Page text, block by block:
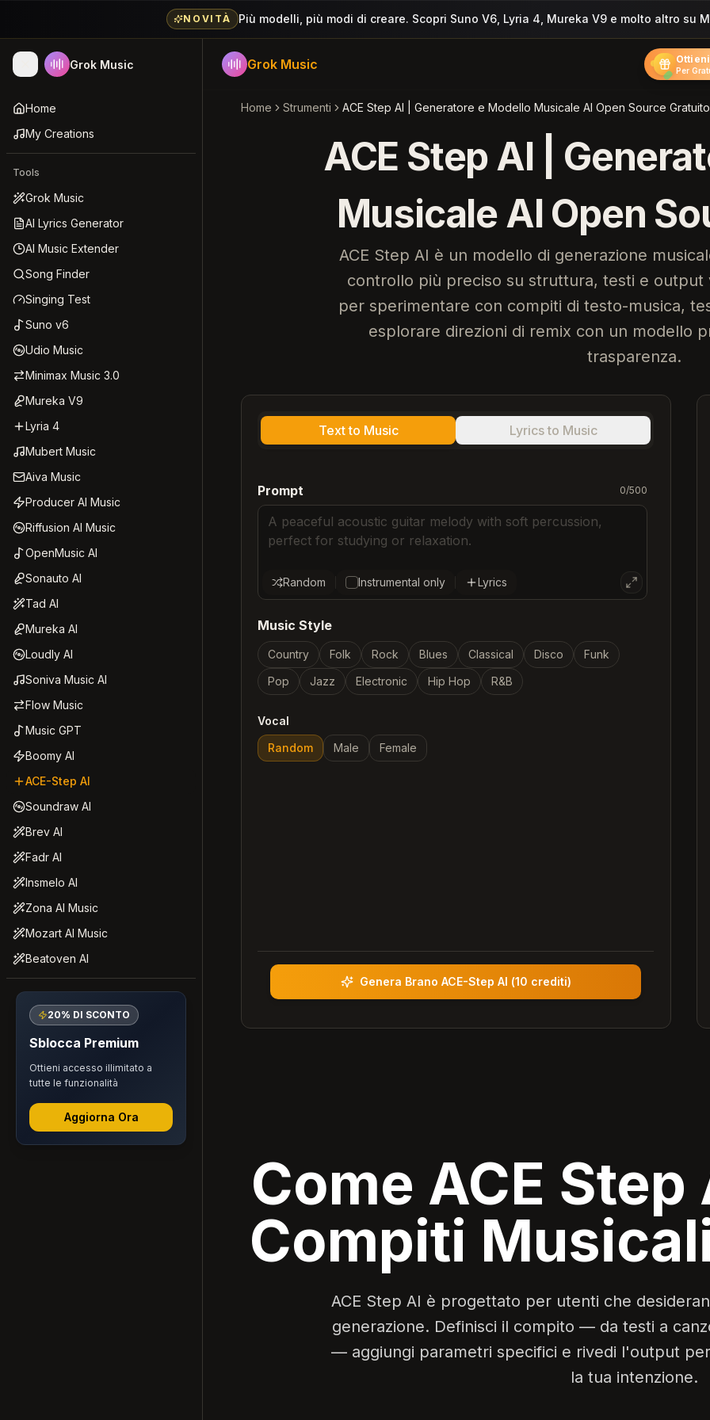
NOVITÀ Più modelli, più modi di creare. Scopri Suno V6, Lyria 4, Mureka V9 e molto altro su
Grok Music
Home
My Creations
Tools
Grok Music
AI Lyrics Generator
AI Music Extender
Song Finder
Singing Test
Suno v6
Udio Music
Minimax Music 3.0
Mureka V9
Lyria 4
Mubert Music
Aiva Music
Producer AI Music
Riffusion AI Music
OpenMusic AI
Sonauto AI
Tad AI
Mureka AI
Loudly AI
Soniva Music AI
Flow Music
Music GPT
Boomy AI
ACE-Step AI
Soundraw AI
Brev AI
Fadr AI
Insmelo AI
Zona AI Music
Mozart AI Music
Beatoven AI
20% DI SCONTO
Sblocca Premium
Ottieni accesso illimitato a
tutte le funzionalità
Aggiorna Ora
Grok Music Per
Home Strumenti ACE Step AI | Generatore e Modello Musicale AI Open Source Gratuito
ACE Step AI |
Musicale AI Open
ACE Step AI è un modello di generazione
controllo più preciso su struttura, testi e output
per sperimentare con compiti di testo-musica,
esplorare direzioni di remix con un modello
trasparenza.
Text to Music Lyrics to Music
Prompt 0/500
Random Instrumental only Lyrics
Music Style
Country Folk Rock Blues Classical Disco
Funk
Pop
Jazz Electronic Hip Hop R&B
Vocal
Random
Male Female
Genera Brano ACE-Step AI (10 crediti)
Come ACE
Compiti
ACE Step AI è progettato per utenti che
generazione. Definisci il compito — da testi a
— aggiungi parametri specifici e rivedi l'output
la tua intenzione.